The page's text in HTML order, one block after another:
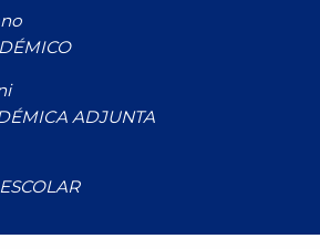
ADJUNTA